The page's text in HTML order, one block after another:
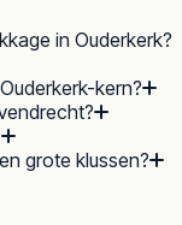
in Ouderkerk?
kern?
grote klussen?